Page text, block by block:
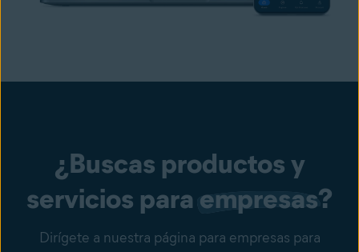
¿Buscas productos y
servicios para empresas?
Dirígete a nuestra página para empresas para